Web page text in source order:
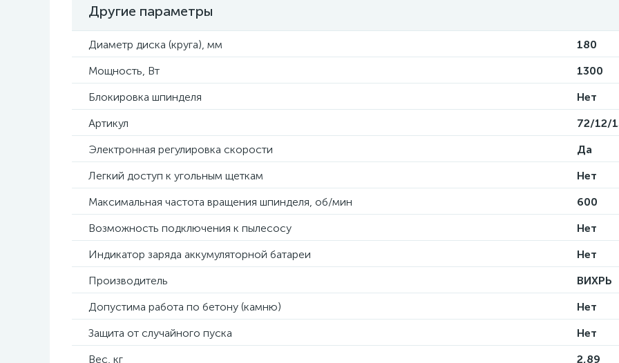
Другие параметры
Диаметр диска (круга), мм
180
Мощность, Вт
1300
Блокировка шпинделя
Нет
Артикул
72/12/
Электронная регулировка скорости
Да
Легкий доступ к угольным щеткам
Нет
Максимальная частота вращения шпинделя, об/мин
600
Возможность подключения к пылесосу
Нет
Индикатор заряда аккумуляторной батареи
Нет
Производитель
ВИХРЬ
Допустима работа по бетону (камню)
Нет
Защита от случайного пуска
Нет
Вес, кг
2,89